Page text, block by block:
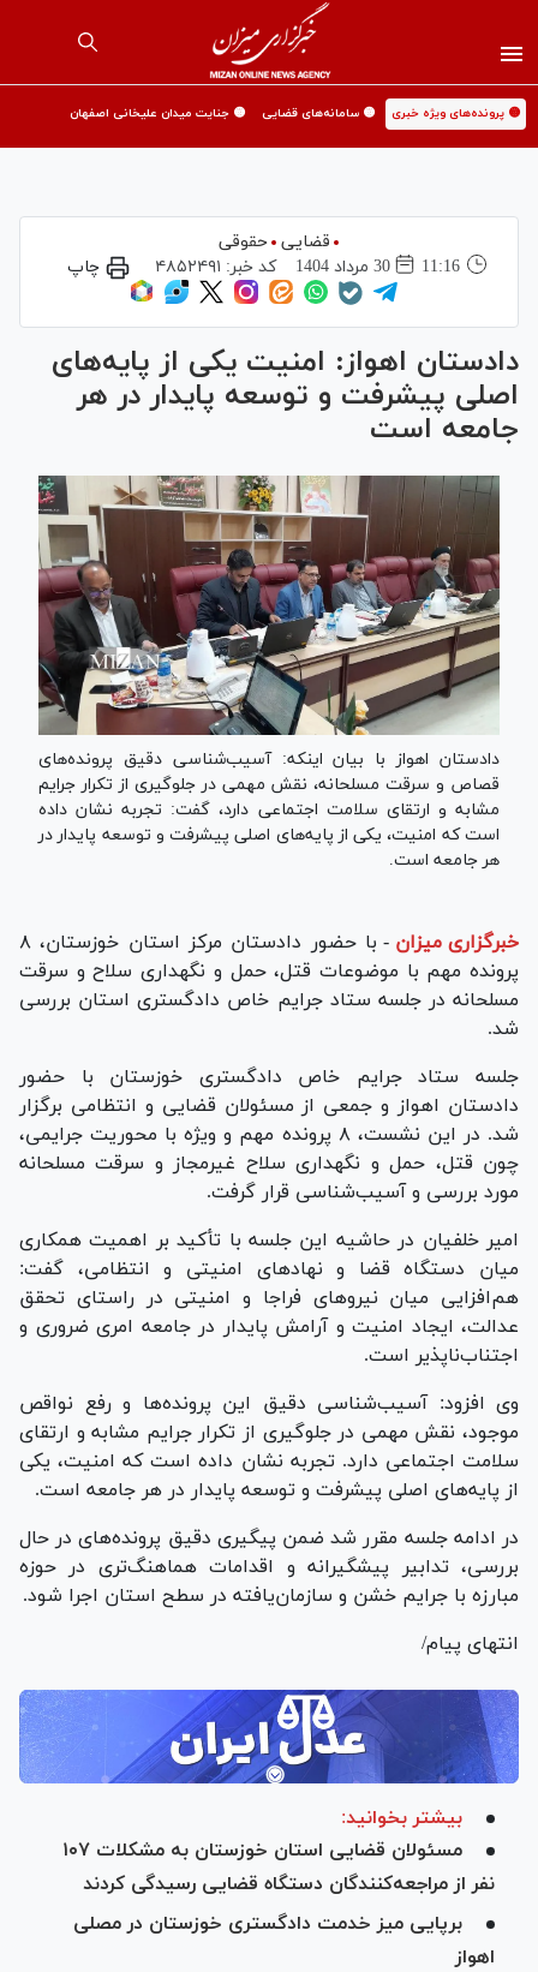
🟡 پرونده‌های ویژه خبری 🟡 سامانه‌های قضایی 🟡 جنایت میدان علیخانی اصفهان
قضایی حقوقی
11:16
30 مرداد 1404 کد خبر: ۴۸۵۲۴۹۱ چاپ
دادستان اهواز: امنیت یکی از پایه‌های
اصلی پیشرفت و توسعه پایدار در هر
جامعه است
دادستان اهواز با بیان اینکه: آسیب‌شناسی دقیق پرونده‌های
قصاص و سرقت مسلحانه، نقش مهمی در جلوگیری از تکرار جرایم
مشابه و ارتقای سلامت اجتماعی دارد، گفت: تجربه نشان داده
است که امنیت، یکی از پایه‌های اصلی پیشرفت و توسعه پایدار در
هر جامعه است.
خبرگزاری میزان -
با حضور دادستان مرکز استان خوزستان، ۸
پرونده مهم با موضوعات قتل، حمل و نگهداری سلاح و سرقت
مسلحانه در جلسه ستاد جرایم خاص دادگستری استان بررسی
شد.
جلسه ستاد جرایم خاص دادگستری خوزستان با حضور
دادستان اهواز و جمعی از مسئولان قضایی و انتظامی برگزار
شد. در این نشست، ۸ پرونده مهم و ویژه با محوریت جرایمی،
چون قتل، حمل و نگهداری سلاح غیرمجاز و سرقت مسلحانه
مورد بررسی و آسیب‌شناسی قرار گرفت.
امیر خلفیان در حاشیه این جلسه با تأکید بر اهمیت همکاری
میان دستگاه قضا و نهاد‌های امنیتی و انتظامی، گفت:
هم‌افزایی میان نیرو‌های فراجا و امنیتی در راستای تحقق
عدالت، ایجاد امنیت و آرامش پایدار در جامعه امری ضروری و
اجتناب‌ناپذیر است.
وی افزود: آسیب‌شناسی دقیق این پرونده‌ها و رفع نواقص
موجود، نقش مهمی در جلوگیری از تکرار جرایم مشابه و ارتقای
سلامت اجتماعی دارد. تجربه نشان داده است که امنیت، یکی
از پایه‌های اصلی پیشرفت و توسعه پایدار در هر جامعه است.
در ادامه جلسه مقرر شد ضمن پیگیری دقیق پرونده‌های در حال
بررسی، تدابیر پیشگیرانه و اقدامات هماهنگ‌تری در حوزه
مبارزه با جرایم خشن و سازمان‌یافته در سطح استان اجرا شود.
انتهای پیام/
بیشتر بخوانید:
مسئولان قضایی استان خوزستان به مشکلات ۱۰۷
نفر از مراجعه‌کنندگان دستگاه قضایی رسیدگی کردند
برپایی میز خدمت دادگستری خوزستان در مصلی
اهواز